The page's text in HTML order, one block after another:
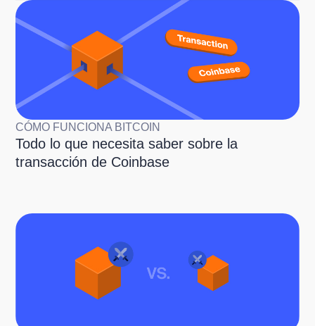
CÓMO FUNCIONA BITCOIN
Todo lo que necesita saber sobre la
transacción de Coinbase